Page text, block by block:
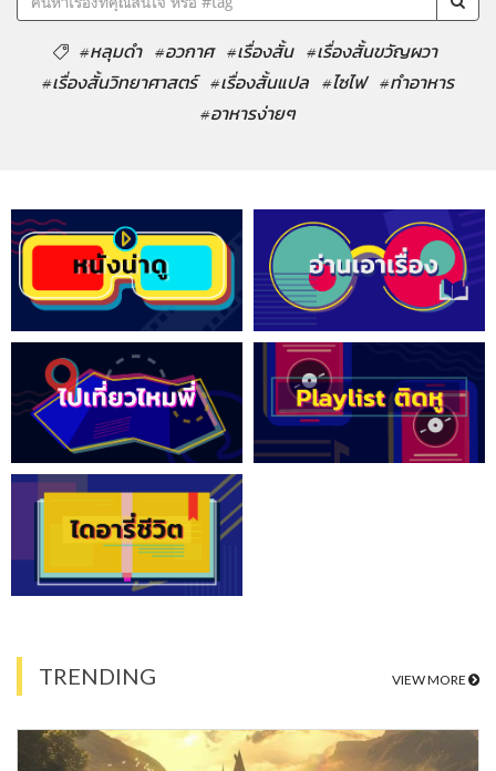
#หลุมดำ #อวกาศ #เรื่องสั้น #เรื่องสั้นขวัญผวา
#เรื่องสั้นวิทยาศาสตร์ #เรื่องสั้นแปล #ไซไฟ #ทำอาหาร
#อาหารง่ายๆ
TRENDING VIEW MORE